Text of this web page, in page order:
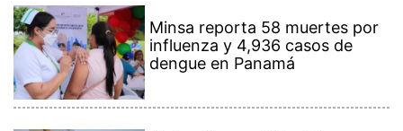
Minsa reporta 58 muertes por
influenza y 4,936 casos de
dengue en Panamá